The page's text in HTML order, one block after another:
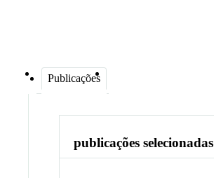
Publicações
publicações selecionadas